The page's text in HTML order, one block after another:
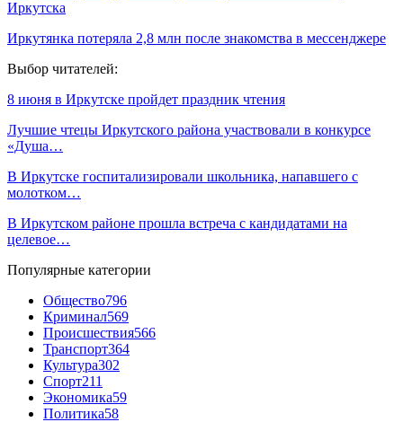
Иркутска
Иркутянка потеряла 2,8 млн после знакомства в мессенджере
Выбор читателей:
8 июня в Иркутске пройдет праздник чтения
Лучшие чтецы Иркутского района участвовали в конкурсе
«Душа…
В Иркутске госпитализировали школьника, напавшего с
молотком…
В Иркутском районе прошла встреча с кандидатами на
целевое…
Популярные категории
Общество796
Криминал569
Происшествия566
Транспорт364
Культура302
Спорт211
Экономика59
Политика58